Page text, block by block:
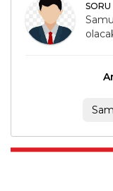
SORU